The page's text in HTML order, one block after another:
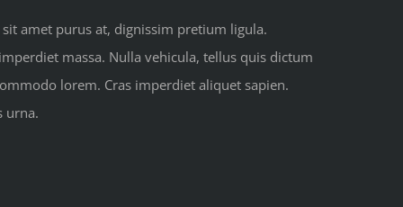
amet purus at, dignissim pretium ligula.
massa. Nulla vehicula, tellus quis dictum
lorem. Cras imperdiet aliquet sapien.
urna.